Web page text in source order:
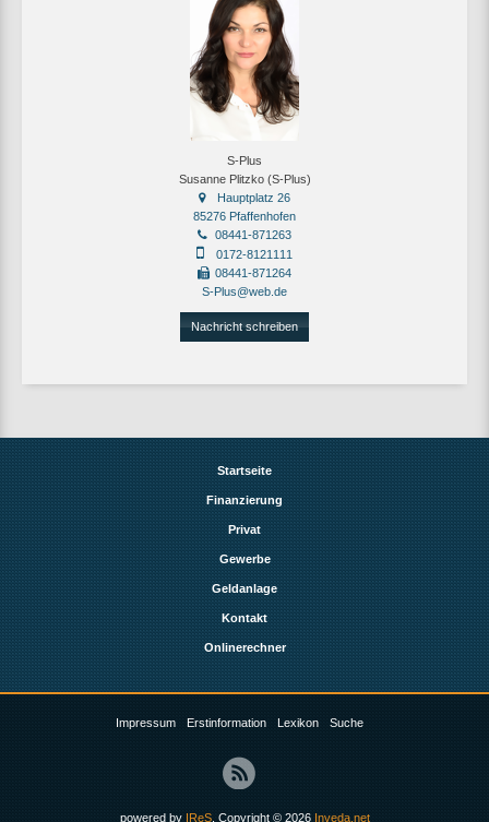
S-Plus
Susanne Plitzko (S-Plus)
Hauptplatz 26
85276 Pfaffenhofen
08441-871263
0172-8121111
08441-871264
S-Plus@web.de
Nachricht schreiben
Startseite
Finanzierung
Privat
Gewerbe
Geldanlage
Kontakt
Onlinerechner
Impressum Erstinformation Lexikon Suche
powered by IReS, Copyright © 2026 Inveda.net